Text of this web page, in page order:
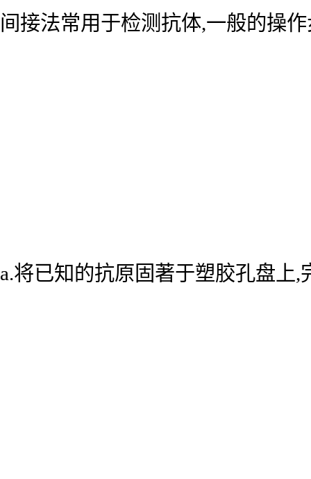
间接法常用于检测抗体,一般的操
a.将已知的抗原固著于塑胶孔盘上